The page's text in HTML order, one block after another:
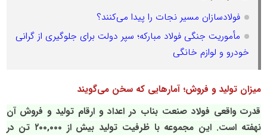
فولادسازان مسیر نجات را پیدا می‌کنند؟
مأموریت جنگی فولاد مبارکه؛ سپر دولت برای جلوگیری از گرانی
خودرو و لوازم خانگی
میزان تولید و فروش؛ آمارهایی که سخن می‌گویند
قدرت واقعی فولاد صنعت بناب در اعداد و ارقام تولید و فروش آن
نهفته است. این مجموعه با ظرفیت تولید بیش از ۲۰۰,۰۰۰ تن در